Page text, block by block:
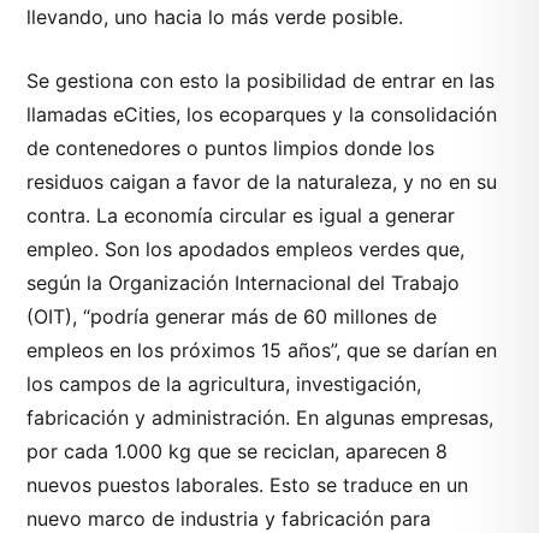
llevando, uno hacia lo más verde posible.
Se gestiona con esto la posibilidad de entrar en las
llamadas eCities, los ecoparques y la consolidación
de contenedores o puntos limpios donde los
residuos caigan a favor de la naturaleza, y no en su
contra. La economía circular es igual a generar
empleo. Son los apodados empleos verdes que,
según la Organización Internacional del Trabajo
(OIT), “podría generar más de 60 millones de
empleos en los próximos 15 años”, que se darían en
los campos de la agricultura, investigación,
fabricación y administración. En algunas empresas,
por cada 1.000 kg que se reciclan, aparecen 8
nuevos puestos laborales. Esto se traduce en un
nuevo marco de industria y fabricación para